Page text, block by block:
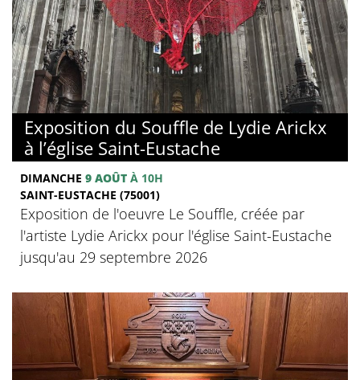
Exposition du Souffle de Lydie Arickx
à l’église Saint-Eustache
DIMANCHE 9 AOÛT À 10H
SAINT-EUSTACHE (75001)
Exposition de l'oeuvre Le Souffle, créée par
l'artiste Lydie Arickx pour l'église Saint-Eustache
jusqu'au 29 septembre 2026